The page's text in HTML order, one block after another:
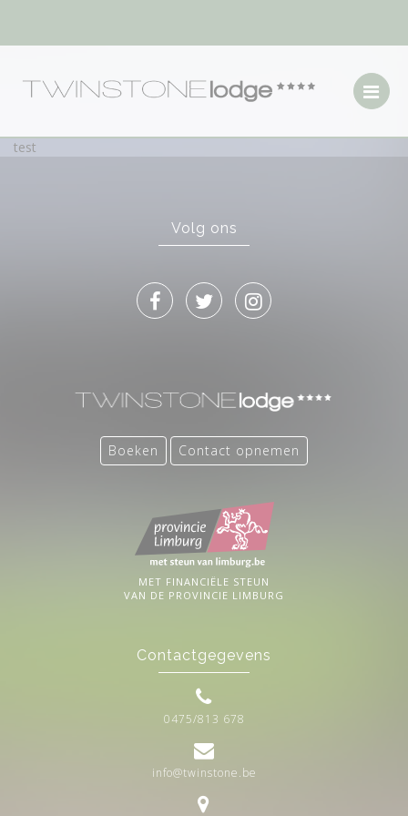
test
Volg ons
Boeken Contact opnemen
MET FINANCIËLE STEUN
VAN DE PROVINCIE LIMBURG
Contactgegevens
0475/813 678
info@twinstone.be